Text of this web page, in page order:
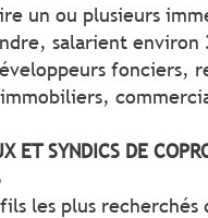
un ou plusieurs
salarient environ
fonciers,
ET SYNDICS DE
les plus recherchés